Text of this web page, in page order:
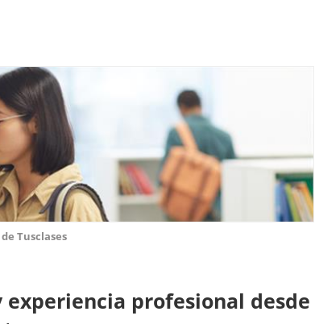
Tusclases
experiencia profesional desde